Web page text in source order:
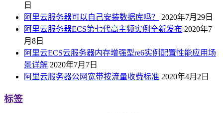
日
阿里云服务器可以自己安装数据库吗？
2020年7月29日
阿里云服务器ECS第七代高主频实例全新发布 2020年7
月8日
阿里云ECS云服务器内存增强型re6实例配置性能应用场
景详解 2020年7月7日
阿里云服务器公网宽带按流量收费标准 2020年4月2日
标签